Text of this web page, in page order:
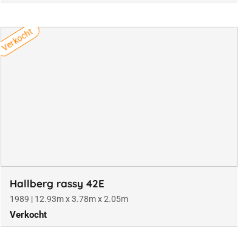
Verkocht
Hallberg rassy 42E
1989 | 12.93m x 3.78m x 2.05m
Verkocht